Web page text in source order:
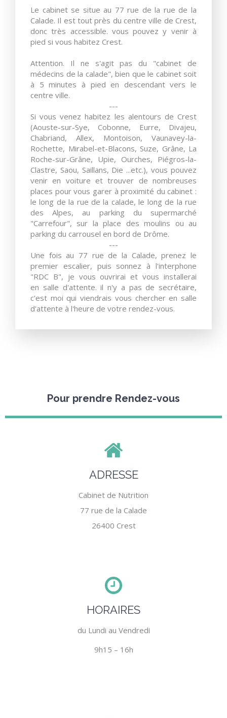
Le cabinet se situe au 77 rue de la rue de la
Calade. Il est tout près du centre ville de Crest,
donc très accessible. vous pouvez y venir à
pied si vous habitez Crest.
Attention. Il ne s'agit pas du "cabinet de
médecins de la calade", bien que le cabinet soit
à 5 minutes à pied en descendant vers le
centre ville.
---
Si vous venez habitez les alentours de Crest
(Aouste-sur-Sye, Cobonne, Eurre, Divajeu,
Chabriand, Allex, Montoison, Vaunavey-la-
Rochette, Mirabel-et-Blacons, Suze, Grâne, La
Roche-sur-Grâne, Upie, Ourches, Piégros-la-
Clastre, Saou, Saillans, Die ...etc.), vous pouvez
venir en voiture et trouver de nombreuses
places pour vous garer à proximité du cabinet :
le long de la rue de la calade, le long de la rue
des Alpes, au parking du supermarché
"Carrefour", sur la place des moulins ou au
parking du carrousel en bord de Drôme.
---
Une fois au 77 rue de la Calade, prenez le
premier escalier, puis sonnez à l'interphone
"RDC B", je vous ouvrirai et vous installerai
en salle d'attente. il n'y a pas de secrétaire,
c'est moi qui viendrais vous chercher en salle
d'attente à l'heure de votre rendez-vous.
Pour prendre Rendez-vous
ADRESSE
Cabinet de Nutrition
77 rue de la Calade
26400 Crest
HORAIRES
du Lundi au Vendredi
9h15 – 16h